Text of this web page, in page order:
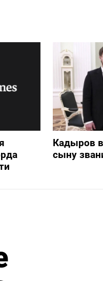
Кадыров
сыну